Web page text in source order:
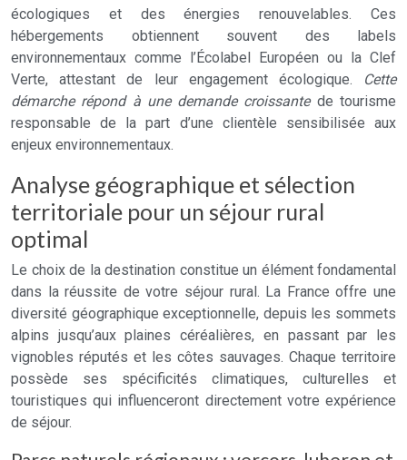
écologiques et des énergies renouvelables. Ces
hébergements obtiennent souvent des labels
environnementaux comme l’Écolabel Européen ou la Clef
Verte, attestant de leur engagement écologique.
Cette
démarche répond à une demande croissante de tourisme
responsable de la part d’une clientèle sensibilisée aux
enjeux environnementaux.
Analyse géographique et sélection
territoriale pour un séjour rural
optimal
Le choix de la destination constitue un élément fondamental
dans la réussite de votre séjour rural. La France offre une
diversité géographique exceptionnelle, depuis les sommets
alpins jusqu’aux plaines céréalières, en passant par les
vignobles réputés et les côtes sauvages. Chaque territoire
possède ses spécificités climatiques, culturelles et
touristiques qui influenceront directement votre expérience
de séjour.